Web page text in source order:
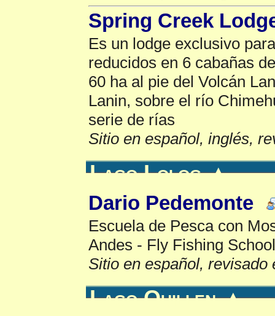
Spring Creek
Es un lodge exclusivo
reducidos en 6 cabañas
60 ha al pie del Volcán
Lanin, sobre el río
serie de rías
Sitio en español, inglés,
Lago Lolog▲
Dario Pedemonte
Escuela de Pesca con
Andes - Fly Fishing
Sitio en español, revisado
Lago Quillen▲